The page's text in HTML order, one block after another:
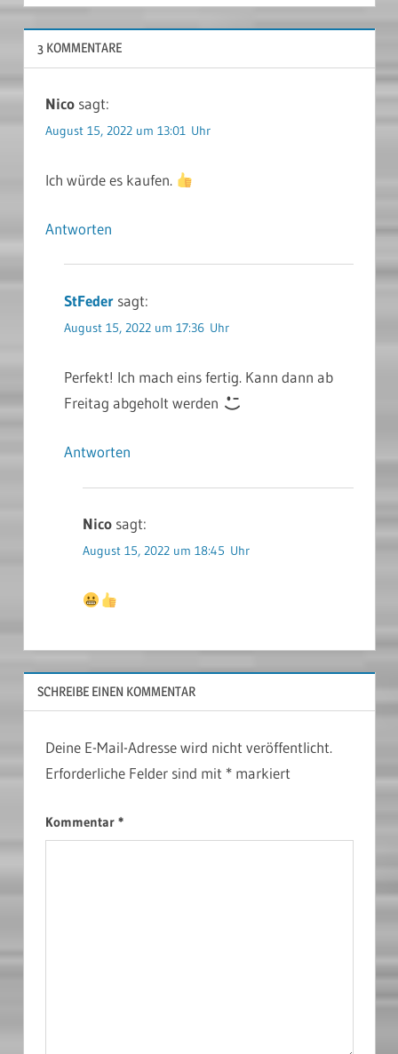
3 KOMMENTARE
Nico sagt:
August 15, 2022 um 13:01 Uhr
Ich würde es kaufen.
Antworten
StFeder sagt:
August 15, 2022 um 17:36 Uhr
Perfekt! Ich mach eins fertig. Kann dann ab
Freitag abgeholt werden
Antworten
Nico sagt:
August 15, 2022 um 18:45 Uhr
SCHREIBE EINEN KOMMENTAR
Deine E-Mail-Adresse wird nicht veröffentlicht.
Erforderliche Felder sind mit *markiert
Kommentar *